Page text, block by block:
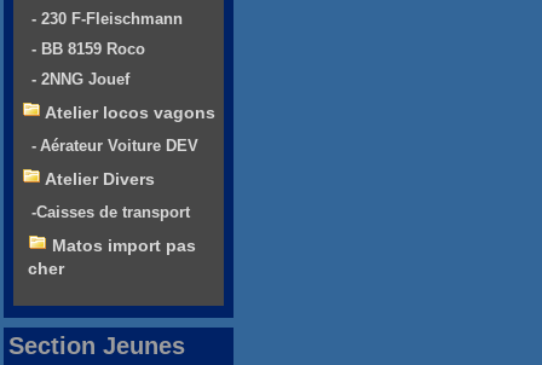
- 230 F-Fleischmann
- BB 8159 Roco
- 2NNG Jouef
Atelier locos vagons
- Aérateur Voiture DEV
Atelier Divers
-Caisses de transport
Matos import pas
cher
Section Jeunes